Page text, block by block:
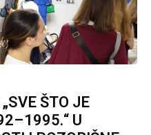
ŠTO JE
U